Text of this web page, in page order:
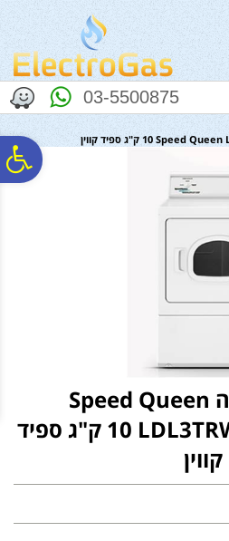
נגישות
אתר
המרכזי
03-5500875
מייבש כביסה Speed Queen
LDL3TRWW301NW3022 ‏10 ‏ק"ג ספיד
קווין